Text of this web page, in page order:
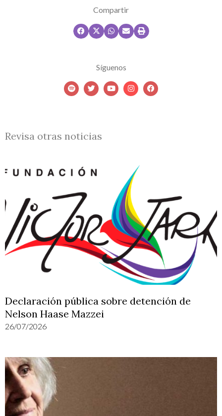
Compartir
Síguenos
Revisa otras noticias
Declaración pública sobre detención de
Nelson Haase Mazzei
26/07/2026